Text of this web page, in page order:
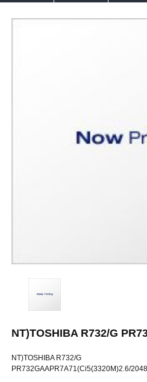
NT)TOSHIBA R732/G
NT)TOSHIBA R732/G
PR732GAAPR7A71(Ci5(3320M)2.6/